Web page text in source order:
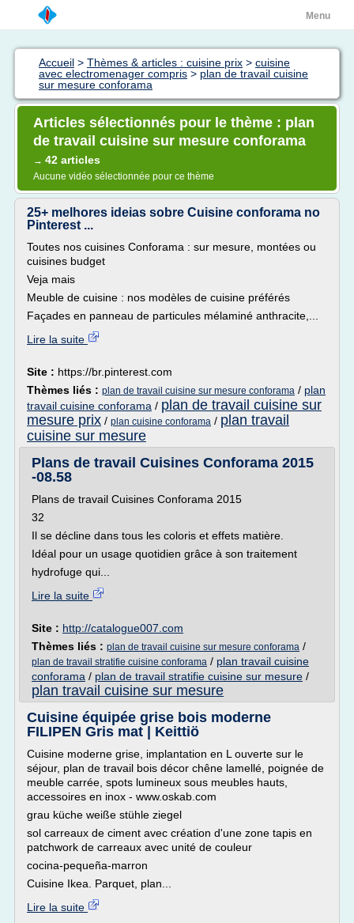
Menu
Accueil > Thèmes & articles : cuisine prix > cuisine
avec electromenager compris > plan de travail cuisine
sur mesure conforama
Articles sélectionnés pour le thème : plan
de travail cuisine sur mesure conforama
→ 42 articles
Aucune vidéo sélectionnée pour ce thème
25+ melhores ideias sobre Cuisine conforama no
Pinterest ...
Toutes nos cuisines Conforama : sur mesure, montées ou
cuisines budget
Veja mais
Meuble de cuisine : nos modèles de cuisine préférés
Façades en panneau de particules mélaminé anthracite,...
Lire la suite
Site : https://br.pinterest.com
Thèmes liés : plan de travail cuisine sur mesure conforama / plan
travail cuisine conforama / plan de travail cuisine sur
mesure prix / plan cuisine conforama / plan travail
cuisine sur mesure
Plans de travail Cuisines Conforama 2015
-08.58
Plans de travail Cuisines Conforama 2015
32
Il se décline dans tous les coloris et effets matière.
Idéal pour un usage quotidien grâce à son traitement
hydrofuge qui...
Lire la suite
Site : http://catalogue007.com
Thèmes liés : plan de travail cuisine sur mesure conforama /
plan de travail stratifie cuisine conforama / plan travail cuisine
conforama / plan de travail stratifie cuisine sur mesure /
plan travail cuisine sur mesure
Cuisine équipée grise bois moderne
FILIPEN Gris mat | Keittiö
Cuisine moderne grise, implantation en L ouverte sur le
séjour, plan de travail bois décor chêne lamellé, poignée de
meuble carrée, spots lumineux sous meubles hauts,
accessoires en inox - www.oskab.com
grau küche weiße stühle ziegel
sol carreaux de ciment avec création d'une zone tapis en
patchwork de carreaux avec unité de couleur
cocina-pequeña-marron
Cuisine Ikea. Parquet, plan...
Lire la suite